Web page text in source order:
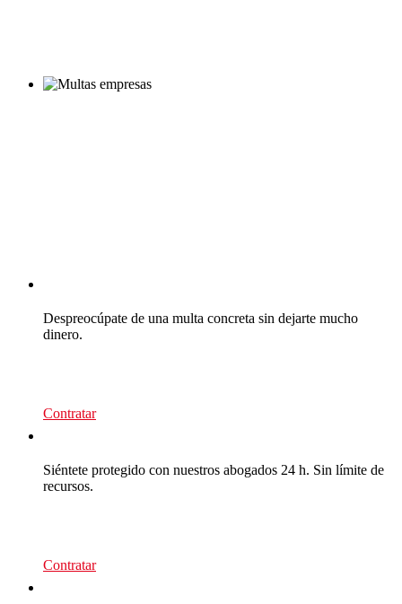
Despreocúpate de una multa concreta sin dejarte mucho
dinero.
Contratar
Siéntete protegido con nuestros abogados 24 h. Sin límite de
recursos.
Contratar